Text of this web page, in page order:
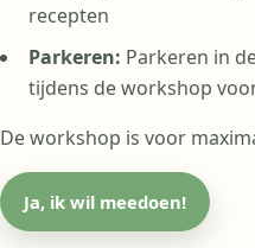
recepten
Parkeren: Parkeren in
tijdens de workshop
De workshop is voor
Ja, ik wil meedoen!